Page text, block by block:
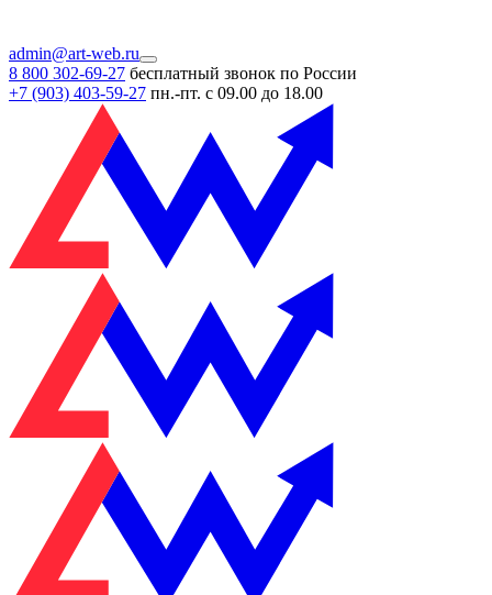
admin@art-web.ru
8 800 302-69-27 бесплатный звонок по России
+7 (903) 403-59-27 пн.-пт. с 09.00 до 18.00